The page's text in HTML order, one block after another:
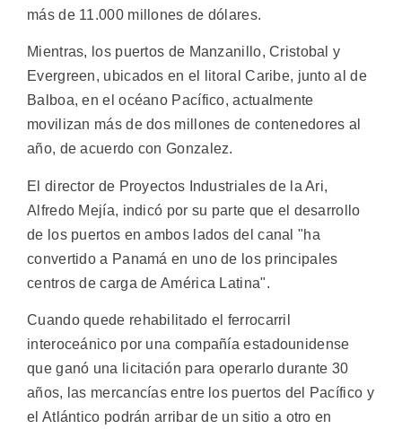
más de 11.000 millones de dólares.
Mientras, los puertos de Manzanillo, Cristobal y
Evergreen, ubicados en el litoral Caribe, junto al de
Balboa, en el océano Pacífico, actualmente
movilizan más de dos millones de contenedores al
año, de acuerdo con Gonzalez.
El director de Proyectos Industriales de la Ari,
Alfredo Mejía, indicó por su parte que el desarrollo
de los puertos en ambos lados del canal "ha
convertido a Panamá en uno de los principales
centros de carga de América Latina".
Cuando quede rehabilitado el ferrocarril
interoceánico por una compañía estadounidense
que ganó una licitación para operarlo durante 30
años, las mercancías entre los puertos del Pacífico y
el Atlántico podrán arribar de un sitio a otro en